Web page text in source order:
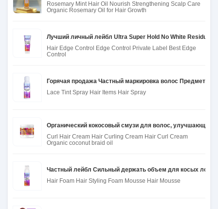
Rosemary Mint Hair Oil Nourish Strengthening Scalp Care
Organic Rosemary Oil for Hair Growth
Лучший личный лейбл Ultra Super Hold No White Residue
Hair Edge Control Edge Control Private Label Best Edge
Control
Горячая продажа Частный маркировка волос Предметы
Lace Tint Spray Hair Items Hair Spray
Органический кокосовый смузи для волос, улучшающий
Curl Hair Cream Hair Curling Cream Hair Curl Cream
Organic coconut braid oil
Частный лейбл Сильный держать объем для косых
Hair Foam Hair Styling Foam Mousse Hair Mousse